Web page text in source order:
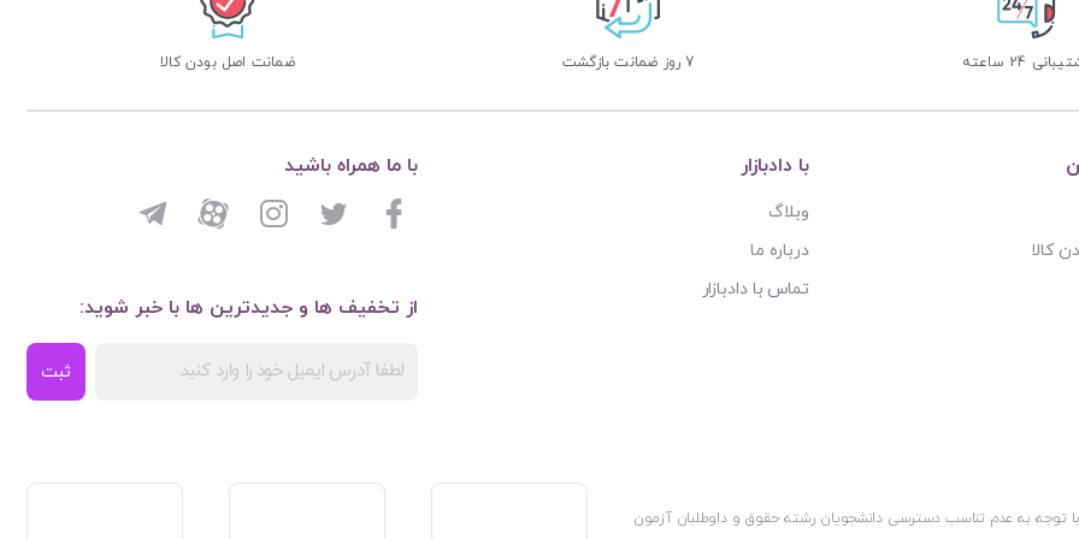
24 ساعته 7 روز ضمانت بازگشت ضمانت اصل بودن کالا
کالا
با دادبازار
وبلاگ
درباره ما
تماس با دادبازار
از تخفیف ها و جدیدترین ها با خبر شوید:
ثبت
با ما همراه باشید
توجه به عدم تناسب دسترسی دانشجویان رشته حقوق و داوطلبان آزمون